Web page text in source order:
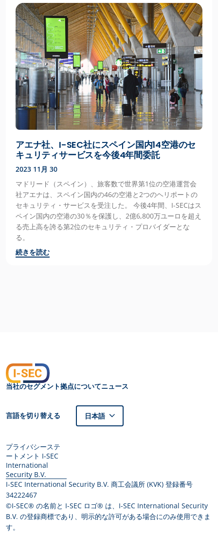
アエナ社、I-SEC社にスペイン国内14空港のセ
キュリティサービスを今後4年間委託
2023 11月 30
マドリード（スペイン）、旅客数で世界第1位の空港運営会
社アエナは、スペイン国内の46の空港と2つのヘリポートの
セキュリティ・サービスを受注した。 今後4年間、I-SECはス
ペイン国内の空港の30％を保護し、2億6,800万ユーロを超え
る売上高を誇る第2位のセキュリティ・プロバイダーとな
る。
続きを読む
当社のセグメント拠点についてニュース
言語を切り替える 日本語
プライバシーステ
ートメント I-SEC
International
Security B.V.
I-SEC International Security B.V. 商工会議所 (KVK) 登録番号
34222467
©I-SEC® の名前と I-SEC ロゴ® は、I-SEC International Security
B.V. の登録商標であり、明示的な許可がある場合にのみ使用できま
す。